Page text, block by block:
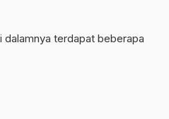
dalamnya terdapat beberapa